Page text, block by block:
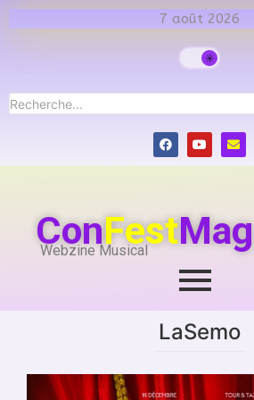
7 août 2026
ConFestMag
Webzine Musical
LaSemo